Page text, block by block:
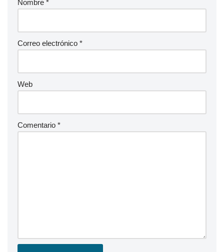
Nombre *
Correo electrónico *
Web
Comentario *